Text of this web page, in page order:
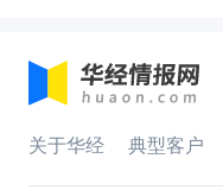
关于华经 典型客户